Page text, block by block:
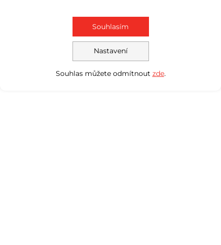
Nastavení
Souhlasím
Souhlas můžete odmítnout zde.